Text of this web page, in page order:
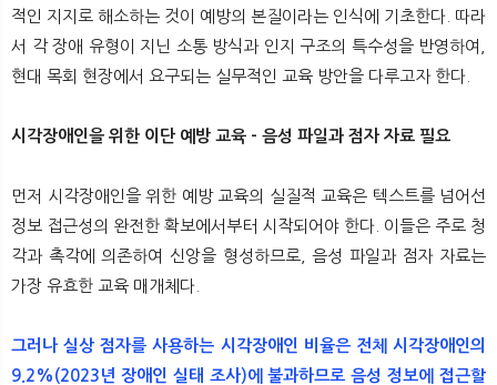
적인 지지로 해소하는 것이 예방의 본질이라는 인식에 기초한다. 따라
서 각 장애 유형이 지닌 소통 방식과 인지 구조의 특수성을 반영하여,
현대 목회 현장에서 요구되는 실무적인 교육 방안을 다루고자 한다.
시각장애인을 위한 이단 예방 교육 - 음성 파일과 점자 자료 필요
먼저 시각장애인을 위한 예방 교육의 실질적 교육은 텍스트를 넘어선
정보 접근성의 완전한 확보에서부터 시작되어야 한다. 이들은 주로 청
각과 촉각에 의존하여 신앙을 형성하므로, 음성 파일과 점자 자료는
가장 유효한 교육 매개체다.
그러나 실상 점자를 사용하는 시각장애인 비율은 전체 시각장애인의
9.2%(2023년 장애인 실태 조사)에 불과하므로 음성 정보에 접근할